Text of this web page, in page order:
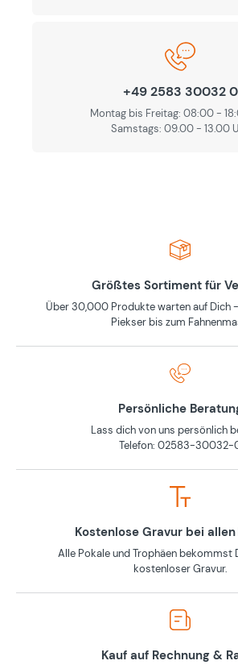
+49 2583 30032 0
Montag bis Freitag: 08:00 -
Samstags: 09.00 - 13.00
Größtes Sortiment für
Über 30,000 Produkte warten auf Dich
Piekser bis zum
Persönliche
Lass dich von uns persönlich
Telefon: 02583-30032-
Kostenlose Gravur bei
Alle Pokale und Trophäen bekommst
kostenloser Gravur.
Kauf auf Rechnung &